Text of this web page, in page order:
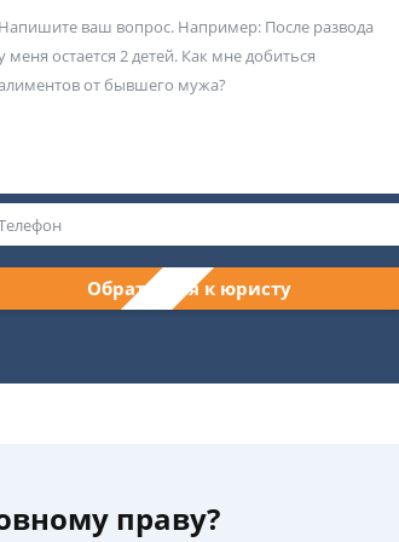
Обратиться к юристу
праву?